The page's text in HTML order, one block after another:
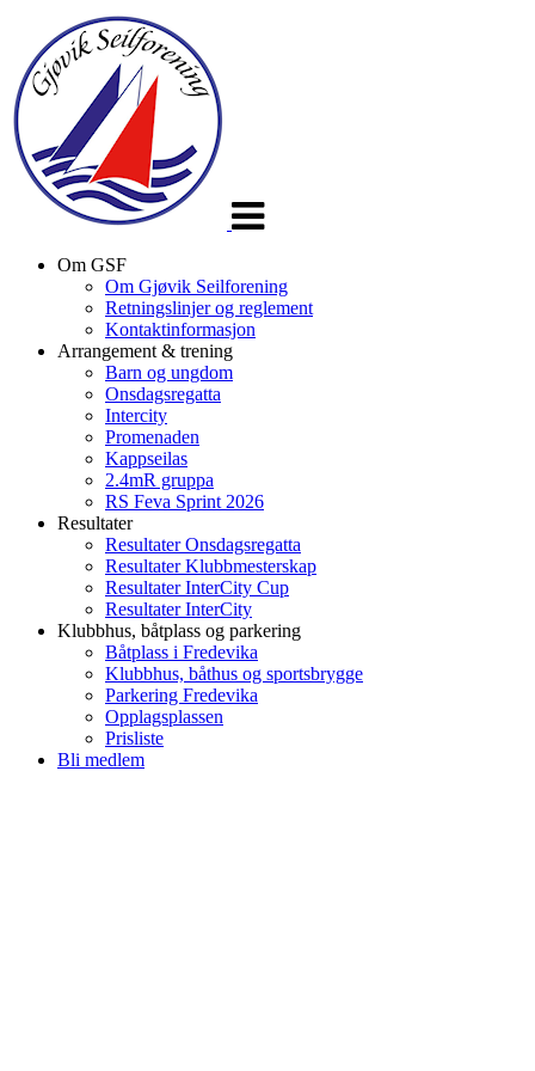
Om GSF
Om Gjøvik Seilforening
Retningslinjer og reglement
Kontaktinformasjon
Arrangement & trening
Barn og ungdom
Onsdagsregatta
Intercity
Promenaden
Kappseilas
2.4mR gruppa
RS Feva Sprint 2026
Resultater
Resultater Onsdagsregatta
Resultater Klubbmesterskap
Resultater InterCity Cup
Resultater InterCity
Klubbhus, båtplass og parkering
Båtplass i Fredevika
Klubbhus, båthus og sportsbrygge
Parkering Fredevika
Opplagsplassen
Prisliste
Bli medlem